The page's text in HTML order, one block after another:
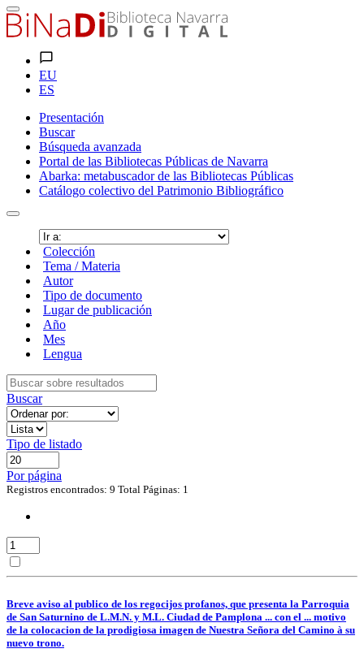
EU
ES
Presentación
Buscar
Búsqueda avanzada
Portal de las Bibliotecas Públicas de Navarra
Abarka: metabuscador de las Bibliotecas Públicas
Catálogo colectivo del Patrimonio Bibliográfico
Colección
Tema / Materia
Autor
Tipo de documento
Lugar de publicación
Año
Mes
Lengua
Buscar
Tipo de listado
Por página
Registros encontrados: 9 Total Páginas: 1
Breve aviso al publico de los regocijos profanos, que presenta la Parroquia
de San Saturnino de L.M.N. y M.L. Ciudad de Pamplona ... con el ... motivo
de la colocacion de la prodigiosa imagen de Nuestra Señora del Camino à su
nuevo trono.